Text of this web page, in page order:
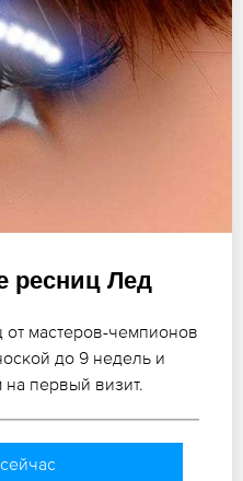
ресниц Лед
мастеров-чемпионов
до 9 недель и
первый визит.